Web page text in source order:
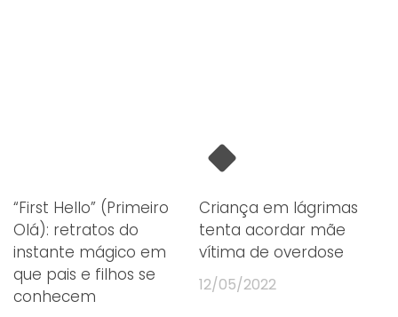
Melhor Foto de Trabalho de Parto
“First Hello” (Primeiro
Olá): retratos do
instante mágico em
que pais e filhos se
conhecem
Criança em lágrimas
tenta acordar mãe
vítima de overdose
12/05/2022